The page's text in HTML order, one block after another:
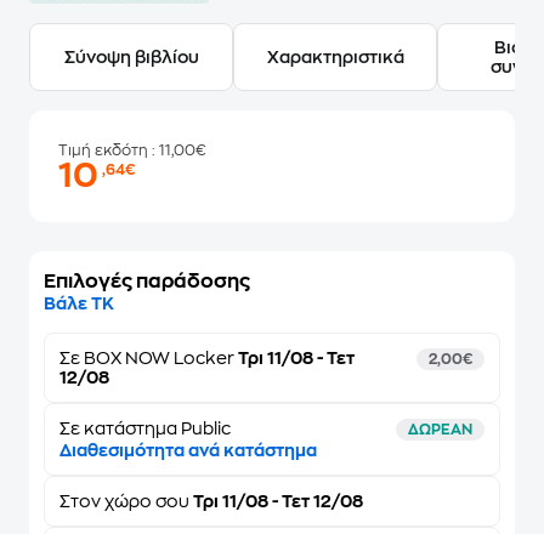
Σύνοψη βιβλίου Χαρακτηριστικά
Τιμή εκδότη : 11,00€
10,64€
Επιλογές παράδοσης
Βάλε ΤΚ
Σε BOX NOW Locker Τρι 11/08 - Τετ
12/08
2,00€
Σε κατάστημα Public ΔΩΡΕΑΝ
Διαθεσιμότητα ανά κατάστημα
Στον χώρο σου Τρι 11/08 - Τετ 12/08